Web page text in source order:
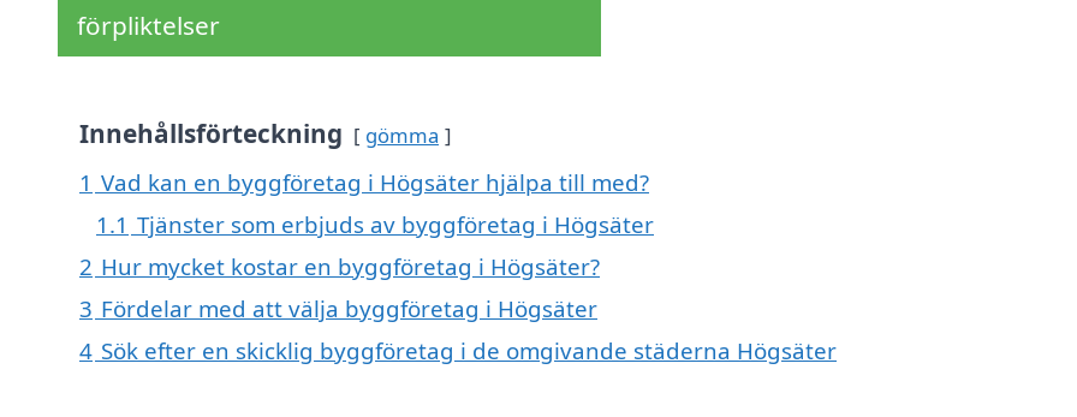
förpliktelser
Innehållsförteckning gömma
1 Vad kan en byggföretag i Högsäter hjälpa till med?
1.1 Tjänster som erbjuds av byggföretag i Högsäter
2 Hur mycket kostar en byggföretag i Högsäter?
3 Fördelar med att välja byggföretag i Högsäter
4 Sök efter en skicklig byggföretag i de omgivande städerna Högsäter